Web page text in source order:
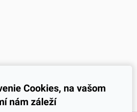
Cookies, na vašom
nám záleží